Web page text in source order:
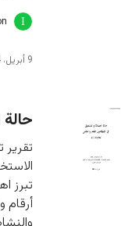
9 أبريل، 2014
حالة
تبرز
أرقام